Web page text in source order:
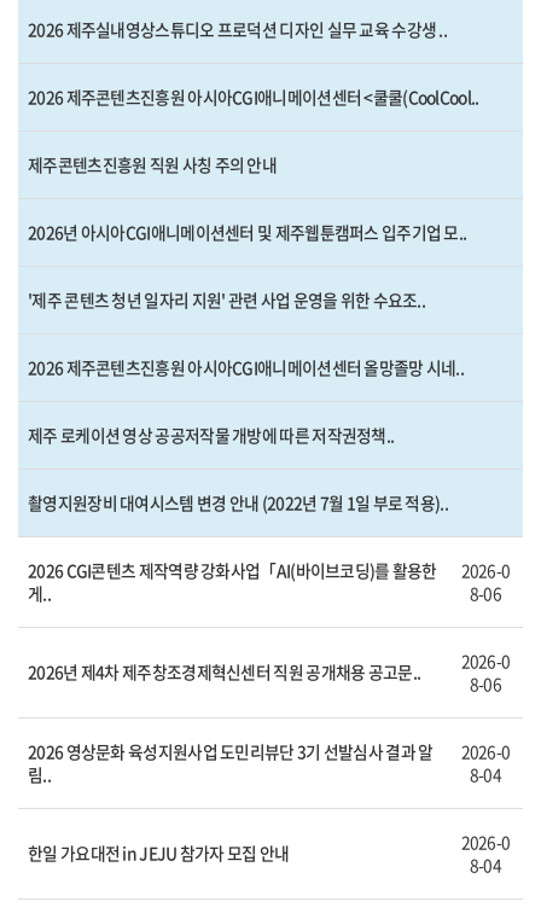
2026 제주실내영상스튜디오 프로덕션 디자인 실무 교육 수강생 ..
2026 제주콘텐츠진흥원 아시아CGI애니메이션센터 <쿨쿨(CoolCool..
제주콘텐츠진흥원 직원 사칭 주의 안내
2026년 아시아CGI애니메이션센터 및 제주웹툰캠퍼스 입주기업 모..
'제주 콘텐츠 청년 일자리 지원' 관련 사업 운영을 위한 수요조..
2026 제주콘텐츠진흥원 아시아CGI애니메이션센터 올망졸망 시네..
제주 로케이션 영상 공공저작물 개방에 따른 저작권정책..
촬영지원장비 대여시스템 변경 안내 (2022년 7월 1일 부로 적용)..
2026 CGI콘텐츠 제작역량 강화사업「AI(바이브코딩)를 활용한
게..
2026-0
8-06
2026년 제4차 제주창조경제혁신센터 직원 공개채용 공고문..
2026-0
8-06
2026 영상문화 육성지원사업 도민리뷰단 3기 선발심사 결과 알
림..
2026-0
8-04
한일 가요대전 in JEJU 참가자 모집 안내
2026-0
8-04